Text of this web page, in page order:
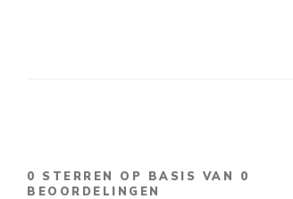
0 STERREN OP BASIS VAN 0
BEOORDELINGEN